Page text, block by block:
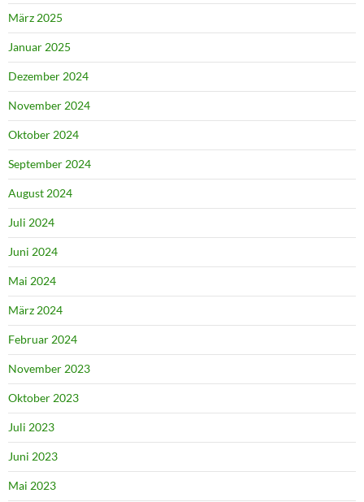
März 2025
Januar 2025
Dezember 2024
November 2024
Oktober 2024
September 2024
August 2024
Juli 2024
Juni 2024
Mai 2024
März 2024
Februar 2024
November 2023
Oktober 2023
Juli 2023
Juni 2023
Mai 2023